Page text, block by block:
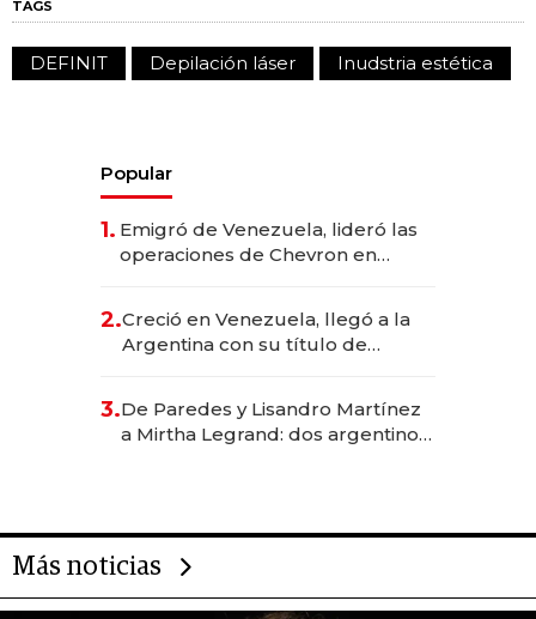
TAGS
DEFINIT Depilación láser Inudstria estética
Popular
1. Emigró de Venezuela, lideró las
operaciones de Chevron en
2.Creció en Venezuela, llegó a la
Argentina con su título de
las marcas "fast premium"
3.De Paredes y Lisandro Martínez
a Mirtha Legrand: dos argentinos
Más noticias